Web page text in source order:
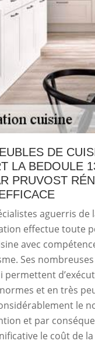
DE
LA BEDOULE
PRUVOST
aguerris de
effectue toute
avec
Ses
permettent
et en très
le
et par
le coût de